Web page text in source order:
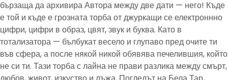
бързаща да архивира Автора между две дати — него! Къде
е той и къде е грозната торба от джуркащи се електроннно
цифри, цифри в образ, цвят, звук и буква. Като в
тотализатора — бълбукат весело и глупаво пред очите ти
във сфера, а после някой никой обявява печелившия, който
не си ти. Тази торба с лайна не прави разлика между смърт,